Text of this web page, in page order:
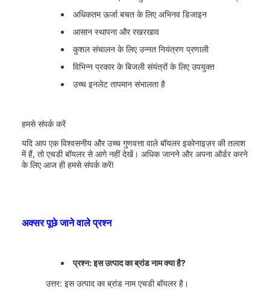
अधिकतम ऊर्जा बचत के लिए अभिनव डिजाइन
आसान स्थापना और रखरखाव
कुशल संचालन के लिए उन्नत नियंत्रण प्रणाली
विभिन्न प्रकार के बिजली संयंत्रों के लिए उपयुक्त
उच्च इनलेट तापमान संभालता है
हमसे संपर्क करें
यदि आप एक विश्वसनीय और उच्च गुणवत्ता वाले बॉयलर इकोनाइज़र की तलाश
में हैं, तो एचडी बॉयलर से आगे नहीं देखें। अधिक जानने और अपना ऑर्डर करने
के लिए आज ही हमसे संपर्क करें!
अक्सर पूछे जाने वाले प्रश्न
प्रश्न: इस उत्पाद का ब्रांड नाम क्या है?
उत्तर: इस उत्पाद का ब्रांड नाम एचडी बॉयलर है।